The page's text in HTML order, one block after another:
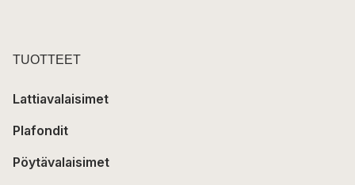
TUOTTEET
Lattiavalaisimet
Plafondit
Pöytävalaisimet